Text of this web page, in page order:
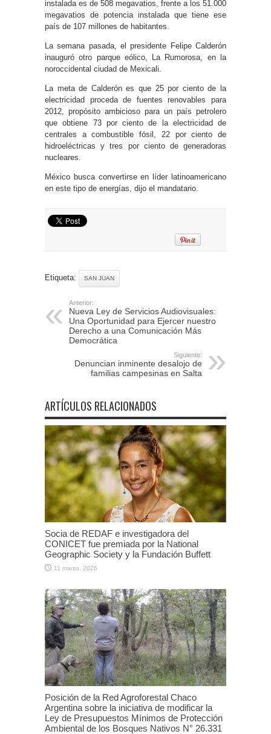
instalada es de 508 megavatios, frente a los 51.000
megavatios de potencia instalada que tiene ese
país de 107 millones de habitantes.
La semana pasada, el presidente Felipe Calderón
inauguró otro parque eólico, La Rumorosa, en la
noroccidental ciudad de Mexicali.
La meta de Calderón es que 25 por ciento de la
electricidad proceda de fuentes renovables para
2012, propósito ambicioso para un país petrolero
que obtiene 73 por ciento de la electricidad de
centrales a combustible fósil, 22 por ciento de
hidroeléctricas y tres por ciento de generadoras
nucleares.
México busca convertirse en líder latinoamericano
en este tipo de energías, dijo el mandatario.
Etiqueta: SAN JUAN
Anterior:
Nueva Ley de Servicios Audiovisuales:
Una Oportunidad para Ejercer nuestro
Derecho a una Comunicación Más
Democrática
Siguiente:
Denuncian inminente desalojo de
familias campesinas en Salta
ARTÍCULOS RELACIONADOS
Socia de REDAF e investigadora del
CONICET fue premiada por la National
Geographic Society y la Fundación Buffett
11 marzo, 2026
Posición de la Red Agroforestal Chaco
Argentina sobre la iniciativa de modificar la
Ley de Presupuestos Mínimos de Protección
Ambiental de los Bosques Nativos N° 26.331